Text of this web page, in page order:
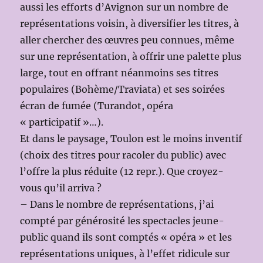
aussi les efforts d’Avignon sur un nombre de
représentations voisin, à diversifier les titres, à
aller chercher des œuvres peu connues, même
sur une représentation, à offrir une palette plus
large, tout en offrant néanmoins ses titres
populaires (Bohème/Traviata) et ses soirées
écran de fumée (Turandot, opéra
« participatif »…).
Et dans le paysage, Toulon est le moins inventif
(choix des titres pour racoler du public) avec
l’offre la plus réduite (12 repr.). Que croyez-
vous qu’il arriva ?
– Dans le nombre de représentations, j’ai
compté par générosité les spectacles jeune-
public quand ils sont comptés « opéra » et les
représentations uniques, à l’effet ridicule sur